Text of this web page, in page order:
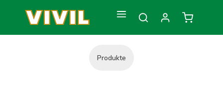
Zum Hauptinhalt springen
Produkte